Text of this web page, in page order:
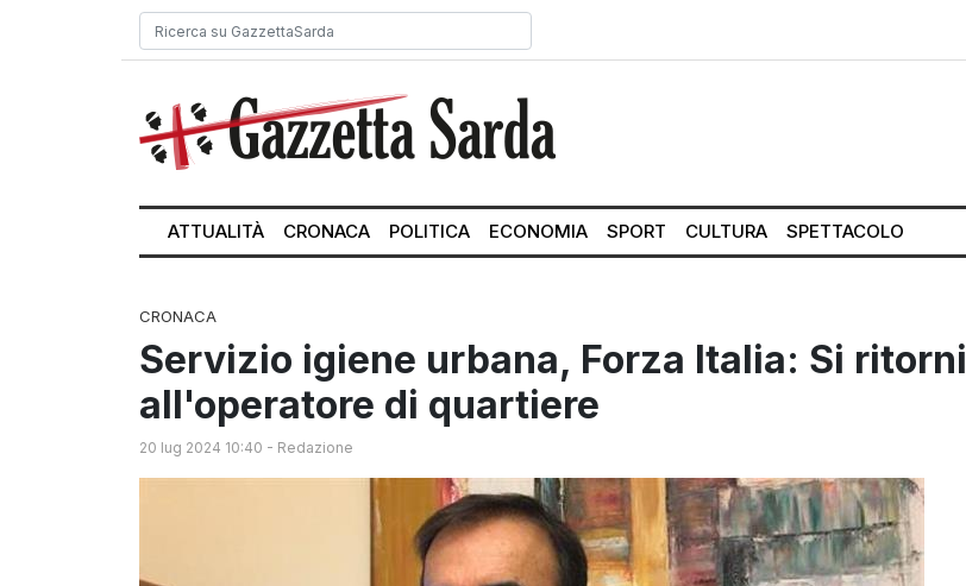
ATTUALITÀ CRONACA POLITICA ECONOMIA SPORT CULTURA SPETTACOLO
CRONACA
Servizio igiene urbana, Forza Italia: Si ritorni
all'operatore di quartiere
20 lug 2024 10:40 - Redazione